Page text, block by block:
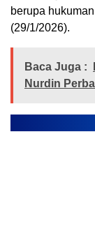
berupa
(29/1/2026).
Baca Juga :
Nurdin